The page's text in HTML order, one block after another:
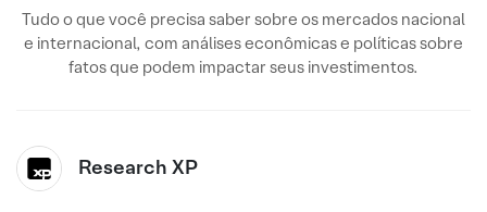
Tudo o que você precisa saber sobre os mercados nacional
e internacional, com análises econômicas e políticas sobre
fatos que podem impactar seus investimentos.
Research XP